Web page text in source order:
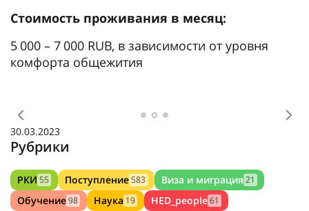
Стоимость проживания в месяц:
5 000 – 7 000 RUB, в зависимости от уровня
комфорта общежития